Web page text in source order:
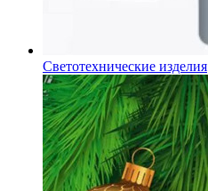
Светотехнические изделия